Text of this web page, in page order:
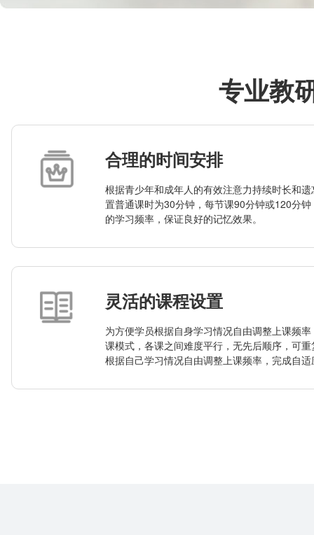
专业教
合理的时间安排
根据青少年和成年人的有效注意力持续时长和
置普通课时为30分钟，每节课90分钟或120分
的学习频率，保证良好的记忆效果。
灵活的课程设置
为方便学员根据自身学习情况自由调整上课频
课模式，各课之间难度平行，无先后顺序，可
根据自己学习情况自由调整上课频率，完成自